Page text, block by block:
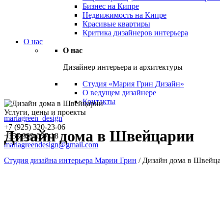
Бизнес на Кипре
Недвижимость на Кипре
Красивые квартиры
Критика дизайнеров интерьера
О нас
О нас
Дизайнер интерьера и архитектуры
Студия «Мария Грин Дизайн»
О ведущем дизайнере
Контакты
mariagreen_design
+7 (925) 320-23-06
+357 999-057-18
mariagreendesign@gmail.com
Услуги, цены и проекты
Дизайн дома в Швейцарии
Студия дизайна интерьера Марии Грин / Дизайн дома в